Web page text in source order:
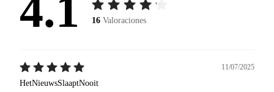
4.1 16 Valoraciones
11/07/2025
HetNieuwsSlaaptNooit